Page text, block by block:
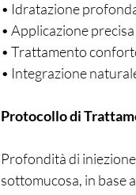
• Idratazione
• Applicazione
• Trattamento
• Integrazione
Protocollo di
Profondità di
sottomucosa, in base